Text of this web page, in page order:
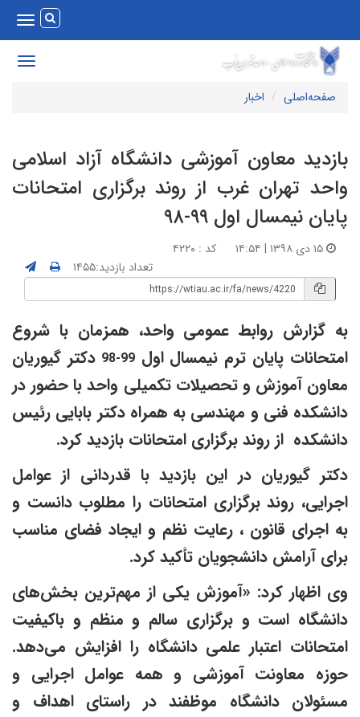
Toggle
Toggle
صفحه‌اصلی
اخبار
معاون آموزشی دانشگاه آزاد اسلامی
تهران غرب از روند برگزاری امتحانات
نیمسال اول ۹۹-۹۸
کد : ۴۲۲۰
تعداد بازدید:۱۴۵۵
گزارش روابط عمومی واحد، همزمان با شروع
پایان ترم نیمسال اول99-98
دکتر گیوریان
آموزش و تحصیلات تکمیلی واحد با حضور در
فنی و مهندسی به همراه دکتر بابایی رئیس
از روند برگزاری امتحانات بازدید کرد.
گیوریان در این بازدید با قدردانی از عوامل
روند برگزاری امتحانات را مطلوب دانست و
اجرای قانون ، رعایت نظم و ایجاد فضای مناسب
آرامش دانشجویان تأکید کرد.
اظهار کرد: «آموزش یکی از مهم‌ترین بخش‌های
است و برگزاری سالم و منظم و باکیفیت
اعتبار علمی دانشگاه را افزایش می‌دهد.
معاونت آموزشی و همه عوامل اجرایی و
دانشگاه موظفند در راستای اهداف و